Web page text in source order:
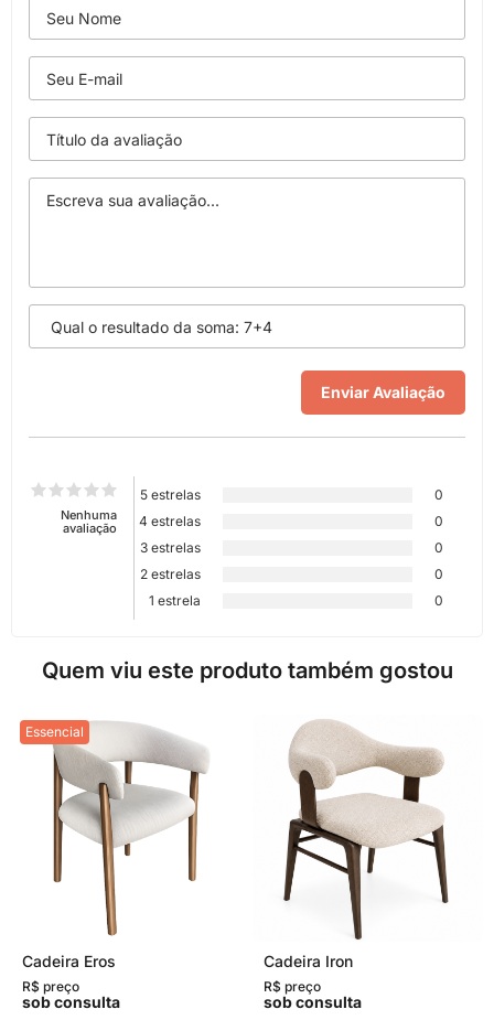
Nenhuma
avaliação
5 estrelas
0
4 estrelas
0
3 estrelas
0
2 estrelas
0
1 estrela
0
Quem viu este produto também gostou
Essencial
Cadeira Eros
R$ preço
sob consulta
Cadeira Iron
R$ preço
sob consulta